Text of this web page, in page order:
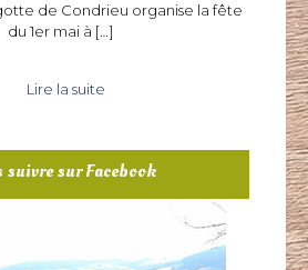
de Condrieu organise la fête
du 1er mai à […]
Lire la suite
suivre sur Facebook